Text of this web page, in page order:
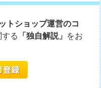
ットショップ運営のコ
る 「独自解説」 をお